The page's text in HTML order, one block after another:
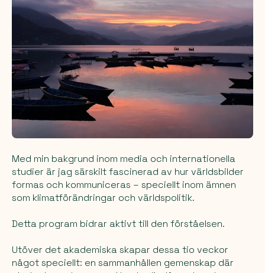
Med min bakgrund inom media och internationella
studier är jag särskilt fascinerad av hur världsbilder
formas och kommuniceras – speciellt inom ämnen
som klimatförändringar och världspolitik.
Detta program bidrar aktivt till den förståelsen.
Utöver det akademiska skapar dessa tio veckor
något speciellt: en sammanhållen gemenskap där